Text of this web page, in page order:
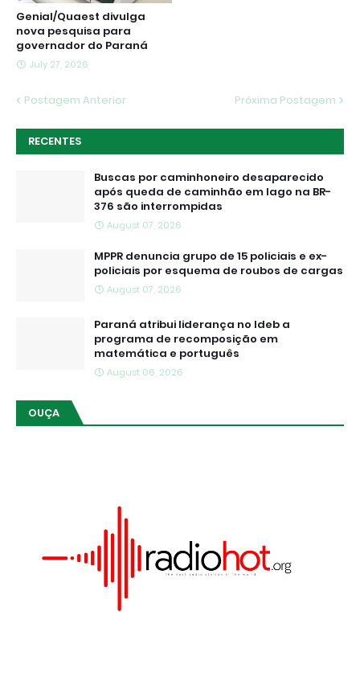
Genial/Quaest divulga
nova pesquisa para
governador do Paraná
July 27, 2026
Postagem Anterior Próxima Postagem
RECENTES
Buscas por caminhoneiro desaparecido
após queda de caminhão em lago na BR-
376 são interrompidas
August 07, 2026
MPPR denuncia grupo de 15 policiais e ex-
policiais por esquema de roubos de cargas
August 07, 2026
Paraná atribui liderança no Ideb a
programa de recomposição em
matemática e português
August 06, 2026
OUÇA